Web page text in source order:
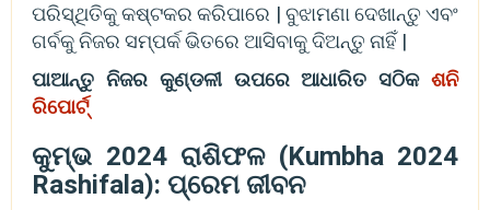
ପରିସ୍ଥିତିକୁ କଷ୍ଟକର କରିପାରେ | ବୁଝାମଣା ଦେଖାନ୍ତୁ ଏବଂ
ଗର୍ବକୁ ନିଜର ସମ୍ପର୍କ ଭିତରେ ଆସିବାକୁ ଦିଅନ୍ତୁ ନାହିଁ |
ପାଆନ୍ତୁ ନିଜର କୁଣ୍ଡଳୀ ଉପରେ ଆଧାରିତ ସଠିକ ଶନି
ରିପୋର୍ଟ୍
କୁମ୍ଭ 2024 ରାଶିଫଳ (Kumbha 2024
Rashifala): ପ୍ରେମ ଜୀବନ